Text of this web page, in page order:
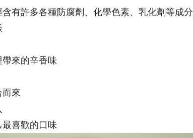
有許多各種防腐劑、化學色素、乳化劑等成分
來的辛香味
而來
喜歡的口味